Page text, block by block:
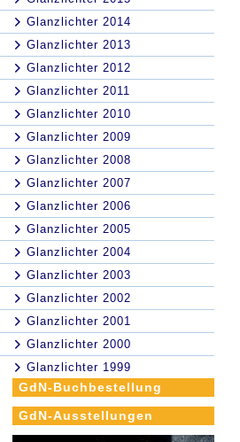
Glanzlichter 2014
Glanzlichter 2013
Glanzlichter 2012
Glanzlichter 2011
Glanzlichter 2010
Glanzlichter 2009
Glanzlichter 2008
Glanzlichter 2007
Glanzlichter 2006
Glanzlichter 2005
Glanzlichter 2004
Glanzlichter 2003
Glanzlichter 2002
Glanzlichter 2001
Glanzlichter 2000
Glanzlichter 1999
GdN-Buchbestellung
GdN-Ausstellungen